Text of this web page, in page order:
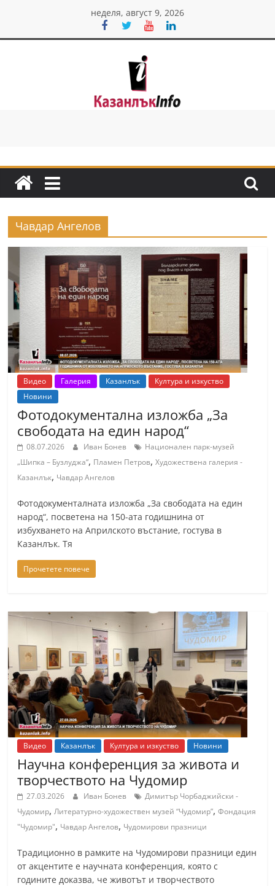
content
неделя, август 9, 2026
Казанлък
Н
в
и
н
и
о
т
К
а
з
а
н
л
к
и
о
б
а
с
С
т
р
а
З
а
г
о
р
а
–
k
a
z
a
Чавдар Ангелов
Видео Галерия Казанлък
Култура и изкуство
Новини
Фотодокументална изложба „За
свободата на един народ“
08.07.2026 Иван Бонев
Национален парк-музей
„Шипка – Бузлуджа“, Пламен Петров,Художествена галерия -
Казанлък, Чавдар Ангелов
Фотодокументалната изложба „За свободата на един
народ“, посветена на 150-ата годишнина от
избухването на Априлското въстание, гостува в
Казанлък. Тя
Прочетете повече
Видео Казанлък Култура и изкуство Новини
Научна конференция за живота и
творчеството на Чудомир
27.03.2026 Иван Бонев
Димитър Чорбаджийски -
Чудомир,Литературно-художествен музей “Чудомир”,Фондация
"Чудомир", Чавдар Ангелов, Чудомирови празници
Традиционно в рамките на Чудомирови празници един
от акцентите е научната конференция, която с
годините доказва, че животът и творчеството